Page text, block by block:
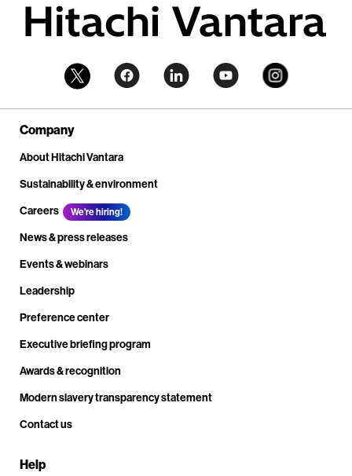
Company
About Hitachi Vantara
Sustainability & environment
Careers
We're hiring!
News & press releases
Events & webinars
Leadership
Preference center
Executive briefing program
Awards & recognition
Modern slavery transparency statement
Contact us
Help